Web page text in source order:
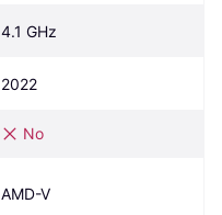
4.1 GHz
2022
No
AMD-V